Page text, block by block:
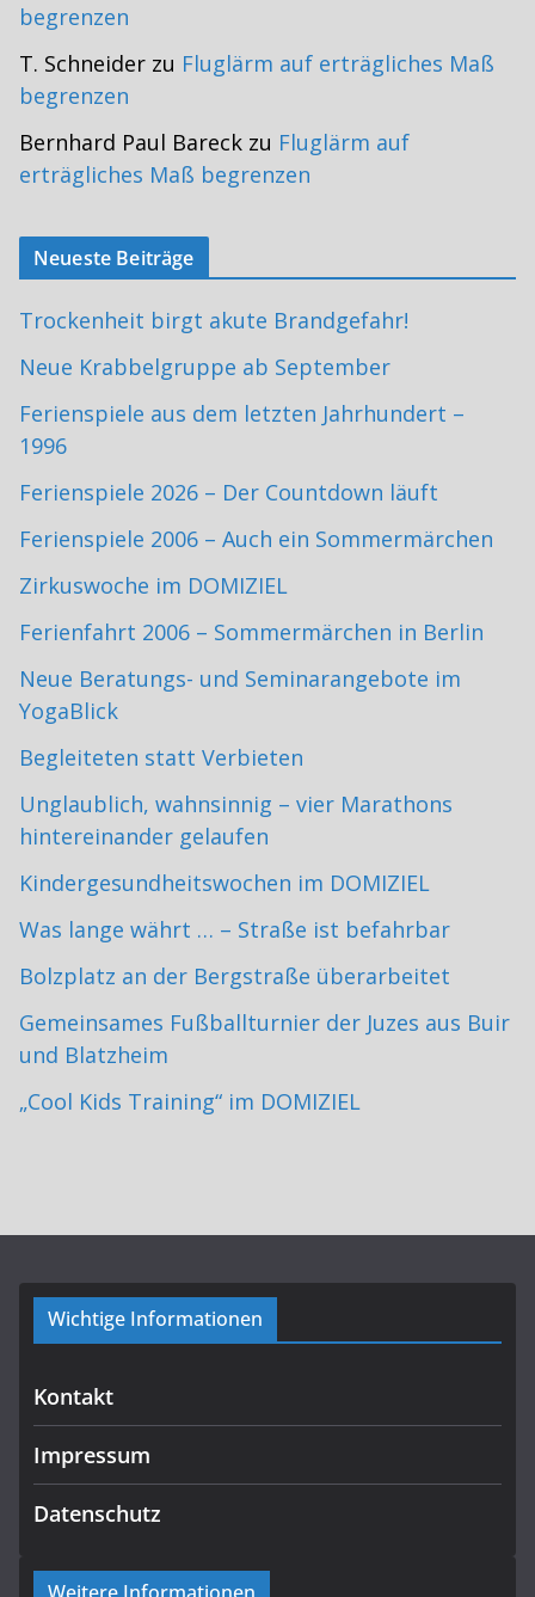
begrenzen
T. Schneider zu Fluglärm auf erträgliches Maß
begrenzen
Bernhard Paul Bareck zu Fluglärm auf
erträgliches Maß begrenzen
Neueste Beiträge
Trockenheit birgt akute Brandgefahr!
Neue Krabbelgruppe ab September
Ferienspiele aus dem letzten Jahrhundert –
1996
Ferienspiele 2026 – Der Countdown läuft
Ferienspiele 2006 – Auch ein Sommermärchen
Zirkuswoche im DOMIZIEL
Ferienfahrt 2006 – Sommermärchen in Berlin
Neue Beratungs- und Seminarangebote im
YogaBlick
Begleiteten statt Verbieten
Unglaublich, wahnsinnig – vier Marathons
hintereinander gelaufen
Kindergesundheitswochen im DOMIZIEL
Was lange währt … – Straße ist befahrbar
Bolzplatz an der Bergstraße überarbeitet
Gemeinsames Fußballturnier der Juzes aus Buir
und Blatzheim
„Cool Kids Training“ im DOMIZIEL
Wichtige Informationen
Kontakt
Impressum
Datenschutz